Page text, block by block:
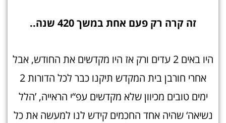
זה קרה רק פעם אחת במשך 420 שנה..
היו באים 2 עדים ורק אז היו מקדשים את החודש, אבל
אחרי חורבן בית המקדש תיקנו כבר לכל הדורות 2
ימים טובים מכיוון שלא מקדשים עפ“י הראייה, ’הלל
נשיאה‘ שהיה אחד החכמים קידש לנו למעשה את כל